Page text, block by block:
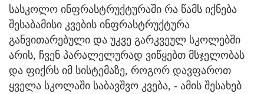
სასკოლო ინფრასტრუქტურაში რა წამს იქნება
შესაბამისი კვების ინფრასტრუქტურა
განვითარებული და უკვე გარკვეულ სკოლებში
არის, ჩვენ პარალელურად ვიწყებთ მსჯელობას
და ფიქრს იმ სისტემაზე, როგორ დავფაროთ
ყველა სკოლაში საბავშვო კვება, - ამის შესახებ